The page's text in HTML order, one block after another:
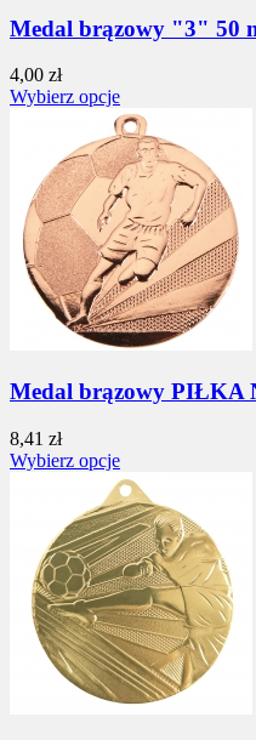
Medal brązowy "3" 50
4,00 zł
Wybierz opcje
Medal brązowy PIŁKA
8,41 zł
Wybierz opcje